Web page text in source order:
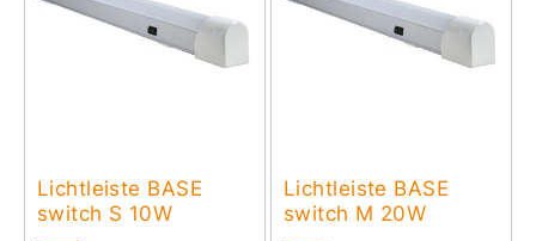
Lichtleiste BASE
switch S 10W
Lichtleiste BASE
switch M 20W